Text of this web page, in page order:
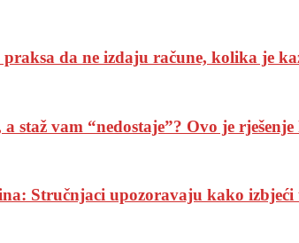
da ne izdaju račune, kolika je
staž vam “nedostaje”? Ovo je
Stručnjaci upozoravaju kako